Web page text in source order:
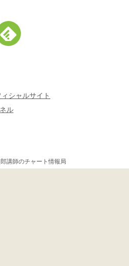
シャルサイト
ル
講師のチャート情報局